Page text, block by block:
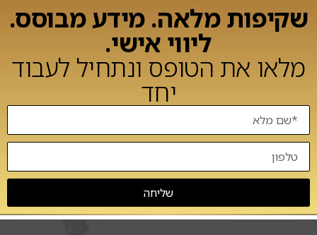
שקיפות מלאה. מידע מבוסס.
ליווי אישי.
מלאו את הטופס ונתחיל לעבוד
יחד
שליחה